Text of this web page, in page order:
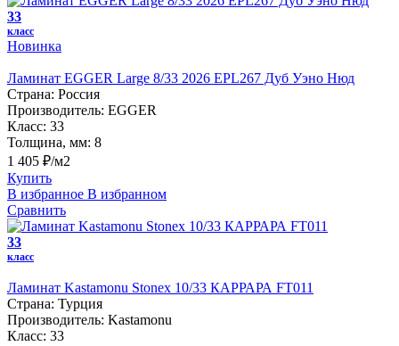
33
класс
Новинка
Ламинат EGGER Large 8/33 2026 EPL267 Дуб Уэно Нюд
Страна: Россия
Производитель: EGGER
Класс: 33
Толщина, мм: 8
1 405 ₽/м2
Купить
В избранное В избранном
Сравнить
33
класс
Ламинат Kastamonu Stonex 10/33 КАРРАРА FT011
Страна: Турция
Производитель: Kastamonu
Класс: 33